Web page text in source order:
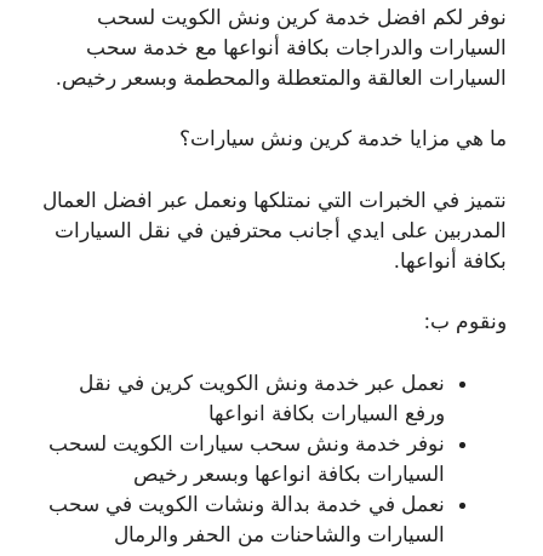
نوفر لكم افضل خدمة كرين ونش الكويت لسحب
السيارات والدراجات بكافة أنواعها مع خدمة سحب
السيارات العالقة والمتعطلة والمحطمة وبسعر رخيص.
ما هي مزايا خدمة كرين ونش سيارات؟
نتميز في الخبرات التي نمتلكها ونعمل عبر افضل العمال
المدربين على ايدي أجانب محترفين في نقل السيارات
بكافة أنواعها.
ونقوم ب:
نعمل عبر خدمة ونش الكويت كرين في نقل
ورفع السيارات بكافة انواعها
نوفر خدمة ونش سحب سيارات الكويت لسحب
السيارات بكافة انواعها وبسعر رخيص
نعمل في خدمة بدالة ونشات الكويت في سحب
السيارات والشاحنات من الحفر والرمال